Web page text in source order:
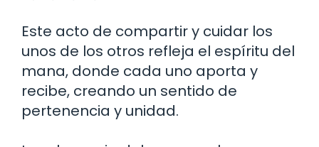
Este acto de compartir y cuidar los
unos de los otros refleja el espíritu del
mana, donde cada uno aporta y
recibe, creando un sentido de
pertenencia y unidad.